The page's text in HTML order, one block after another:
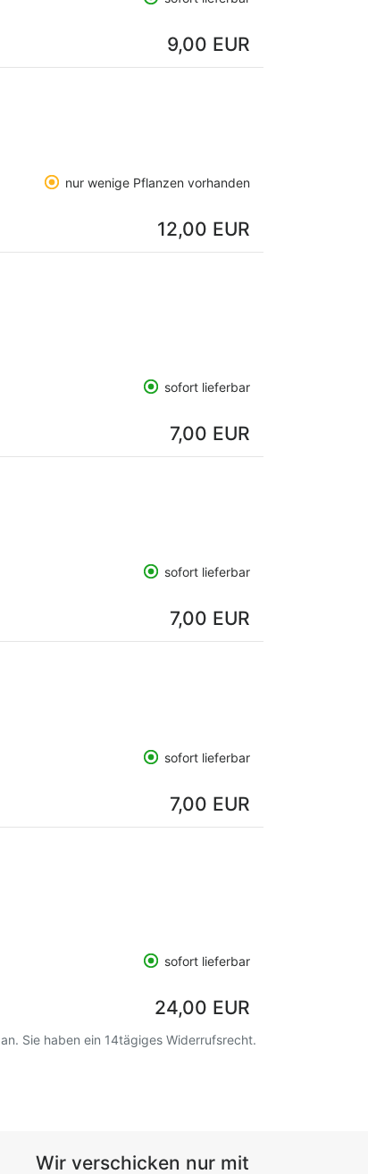
9,00 EUR
nur wenige Pflanzen vorhanden
12,00 EUR
sofort lieferbar
7,00 EUR
sofort lieferbar
7,00 EUR
sofort lieferbar
7,00 EUR
sofort lieferbar
24,00 EUR
an. Sie haben ein 14tägiges Widerrufsrecht.
Wir verschicken nur mit